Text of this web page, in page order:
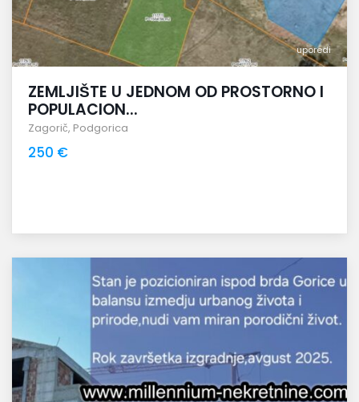
uporedi
ZEMLJIŠTE U JEDNOM OD PROSTORNO I
POPULACION...
Zagorič, Podgorica
250 €